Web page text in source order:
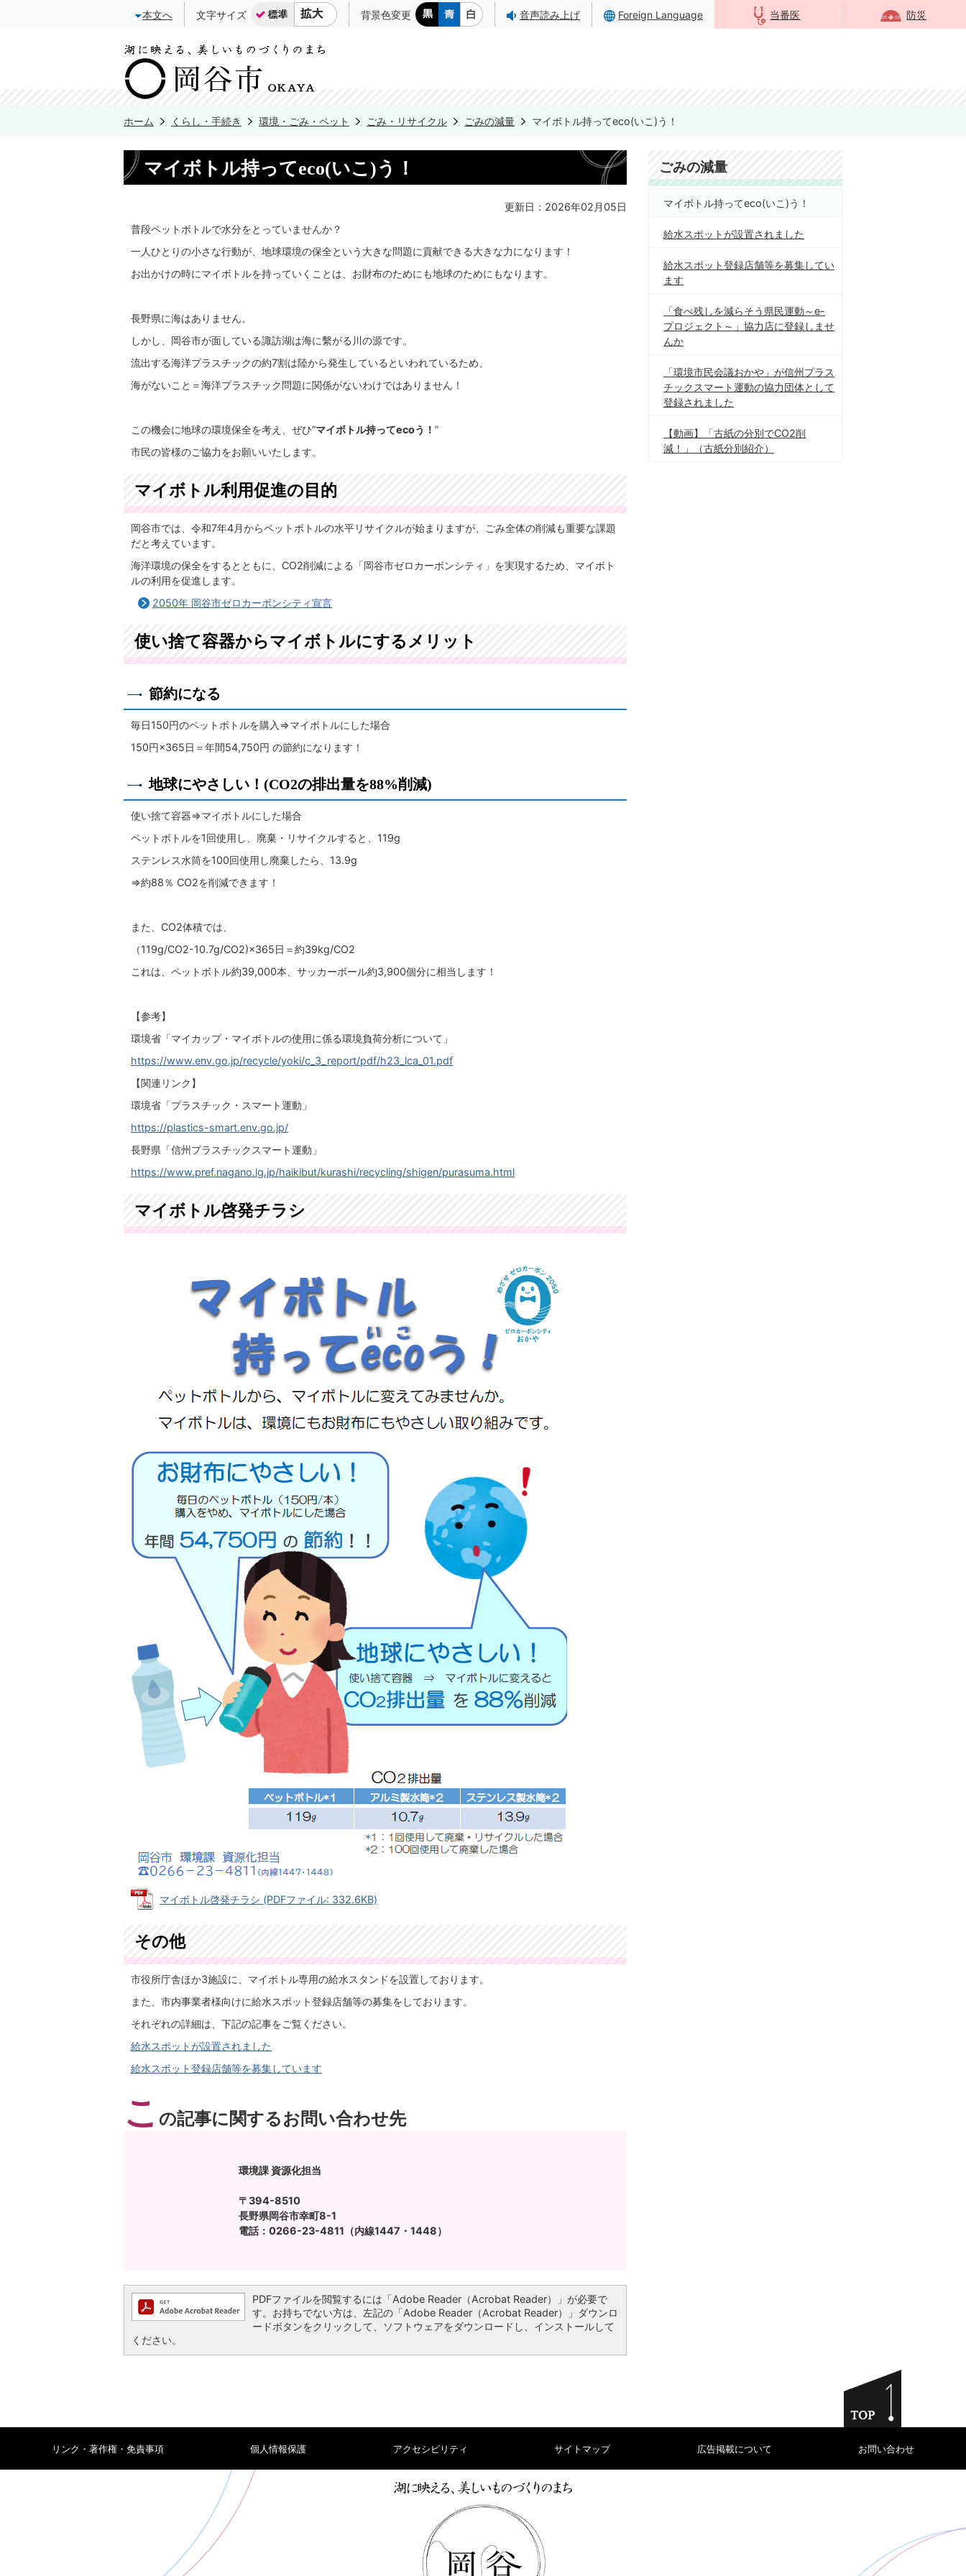
本文へ 文字サイズ 背景色変更 音声読み上げ Foreign Language 当番医 防災
ホーム くらし・手続き 環境・ごみ・ペット ごみ・リサイクル ごみの減量 マイボトル持ってeco(いこ)う！
マイボトル持ってeco(いこ)う！
更新日：2026年02月05日
普段ペットボトルで水分をとっていませんか？
一人ひとりの小さな行動が、地球環境の保全という大きな問題に貢献できる大きな力になります！
お出かけの時にマイボトルを持っていくことは、お財布のためにも地球のためにもなります。
長野県に海はありません。
しかし、岡谷市が面している諏訪湖は海に繫がる川の源です。
流出する海洋プラスチックの約7割は陸から発生しているといわれているため、
海がないこと＝海洋プラスチック問題に関係がないわけではありません！
この機会に地球の環境保全を考え、ぜひ”マイボトル持ってecoう！ ”
市民の皆様のご協力をお願いいたします。
マイボトル利用促進の目的
岡谷市では、令和7年4月からペットボトルの水平リサイクルが始まりますが、ごみ全体の削減も重要な課題
だと考えています。
海洋環境の保全をするとともに、CO2削減による「岡谷市ゼロカーボンシティ」を実現するため、マイボト
ルの利用を促進します。
2050年 岡谷市ゼロカーボンシティ宣言
使い捨て容器からマイボトルにするメリット
節約になる
毎日150円のペットボトルを購入⇒マイボトルにした場合
150円×365日＝年間54,750円 の節約になります！
地球にやさしい！(CO2の排出量を88%削減)
使い捨て容器⇒マイボトルにした場合
ペットボトルを1回使用し、廃棄・リサイクルすると、119g
ステンレス水筒を100回使用し廃棄したら、13.9g
⇒約88％ CO2を削減できます！
また、CO2体積では、
（119g/CO2-10.7g/CO2)×365日＝約39kg/CO2
これは、ペットボトル約39,000本、サッカーボール約3,900個分に相当します！
【参考】
環境省「マイカップ・マイボトルの使用に係る環境負荷分析について」
https://www.env.go.jp/recycle/yoki/c_3_report/pdf/h23_lca_01.pdf
【関連リンク】
環境省「プラスチック・スマート運動」
https://plastics-smart.env.go.jp/
長野県「信州プラスチックスマート運動」
https://www.pref.nagano.lg.jp/haikibut/kurashi/recycling/shigen/purasuma.html
マイボトル啓発チラシ
マイボトル啓発チラシ (PDFファイル: 332.6KB)
その他
市役所庁舎ほか3施設に、マイボトル専用の給水スタンドを設置しております。
また、市内事業者様向けに給水スポット登録店舗等の募集をしております。
それぞれの詳細は、下記の記事をご覧ください。
給水スポットが設置されました
給水スポット登録店舗等を募集しています
こ の記事に関するお問い合わせ先
環境課 資源化担当
〒394-8510
長野県岡谷市幸町8-1
電話：0266-23-4811（内線1447・1448）
PDFファイルを閲覧するには「Adobe Reader（Acrobat Reader）」が必要で
す。お持ちでない方は、左記の「Adobe Reader（Acrobat Reader）」ダウンロ
ードボタンをクリックして、ソフトウェアをダウンロードし、インストールして
ください。
ごみの減量
マイボトル持ってeco(いこ)う！
給水スポットが設置されました
給水スポット登録店舗等を募集してい
ます
「食べ残しを減らそう県民運動～e-
プロジェクト～」協力店に登録しませ
んか
「環境市民会議おかや」が信州プラス
チックスマート運動の協力団体として
登録されました
【動画】「古紙の分別でCO2削
減！」（古紙分別紹介）
リンク・著作権・免責事項 個人情報保護 アクセシビリティ サイトマップ 広告掲載について お問い合わせ